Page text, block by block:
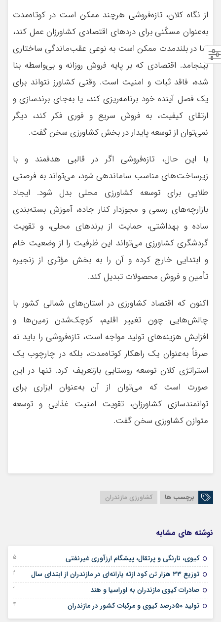
از نگاه کلان، تازه‌فروشی هرچند ممکن است در کوتاه‌مدت
به‌عنوان مسکّنی برای دردهای اقتصادی کشاورزان عمل کند،
اما در بلندمدت ممکن است به نوعی عقب‌ماندگی ساختاری
بینجامد. اقتصادی که بر پایه فروش روزانه و بی‌واسطه بنا
شده، فاقد ثبات و امنیت است. وقتی کشاورز نتواند برای
یک فصل آینده خود برنامه‌ریزی کند، یا به‌جای برندسازی و
ارتقای کیفیت، به فروش سریع و فوری فکر کند، دیگر
نمی‌توان از توسعه پایدار در بخش کشاورزی سخن گفت.
با این حال، تازه‌فروشی اگر در قالبی هدفمند و با
زیرساخت‌های مناسب ساماندهی شود، می‌تواند به فرصتی
طلایی برای توسعه کشاورزی محلی بدل شود. ایجاد
بازارچه‌های رسمی و مجوزدار کنار جاده، آموزش بسته‌بندی
ساده و بهداشتی، حمایت از برندهای محلی، و تقویت
گردشگری کشاورزی می‌تواند این ظرفیت را از وضعیت خام
و ابتدایی خارج کرده و آن را به بخش مؤثری از زنجیره
تأمین و فروش محصولات تبدیل کند.
اکنون که اقتصاد کشاورزی در استان‌های شمالی کشور با
چالش‌هایی چون تغییر اقلیم، کوچک‌شدن زمین‌ها و
افزایش هزینه‌های تولید مواجه است، تازه‌فروشی را باید نه
صرفاً به‌عنوان یک راهکار کوتاه‌مدت، بلکه در چارچوب یک
استراتژی کلان توسعه روستایی بازتعریف کرد. تنها در این
صورت است که می‌توان از آن به‌عنوان ابزاری برای
توانمندسازی کشاورزان، تقویت امنیت غذایی و توسعه
متوازن کشاورزی سخن گفت.
برچسب ها کشاورزی مازندران
نوشته های مشابه
کیوی، نارنگی و پرتقال، پیشگام ارزآوری غیرنفتی 15 دسامبر 2025
توزیع ۳۳ هزار تن کود ازته یارانه‌ای در مازندران از ابتدای سال 02 جولای 2025
صادرات کیوی مازندران به اوراسیا و هند 22 ژانویه 2025
تولید 50درصد کیوی و مرکبات کشور در مازندران 14 دسامبر 2024